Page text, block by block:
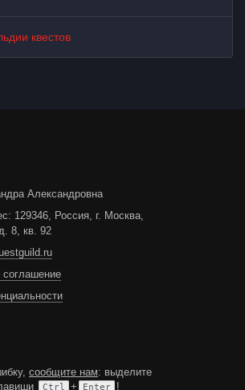
квестов
Александровна
129346, Россия, г. Москва,
8, кв. 92
соглашение
сообщите нам: выделите
Ctrl + Enter !